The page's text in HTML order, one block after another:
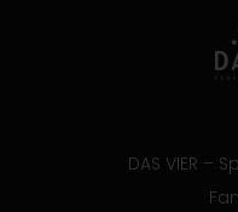
DAS VIER –